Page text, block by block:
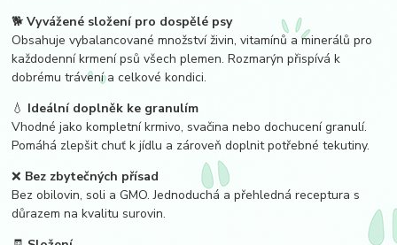
🐕Vyvážené složení pro dospělé psy
Obsahuje vybalancované množství živin, vitamínů a minerálů pro
každodenní krmení psů všech plemen. Rozmarýn přispívá k
dobrému trávení a celkové kondici.
💧 Ideální doplněk ke granulím
Vhodné jako kompletní krmivo, svačina nebo dochucení granulí.
Pomáhá zlepšit chuť k jídlu a zároveň doplnit potřebné tekutiny.
❌ Bez zbytečných přísad
Bez obilovin, soli a GMO. Jednoduchá a přehledná receptura s
důrazem na kvalitu surovin.